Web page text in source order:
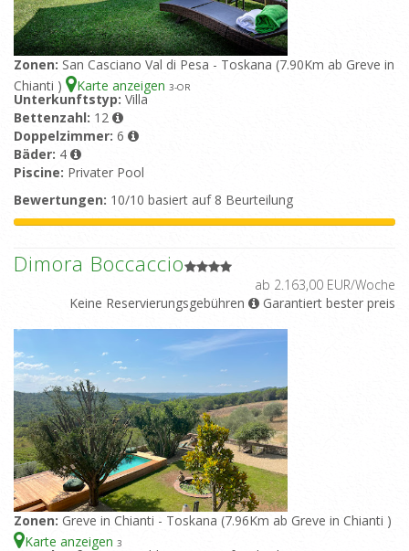
Zonen: San Casciano Val di Pesa - Toskana (7.90Km ab Greve in
Chianti )
Karte anzeigen 3-OR
Unterkunftstyp: Villa
Bettenzahl: 12
Doppelzimmer: 6
Bäder: 4
Piscine: Privater Pool
Bewertungen: 10/10 basiert auf 8 Beurteilung
Dimora Boccaccio
ab 2.163,00 EUR/Woche
Keine Reservierungsgebühren
Garantiert bester preis
Zonen: Greve in Chianti - Toskana (7.96Km ab Greve in Chianti )
Karte anzeigen 3